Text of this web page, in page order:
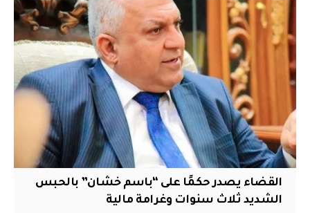
القضاء يصدر حكمًا على “باسم خشان” بالحبس
الشديد ثلاث سنوات وغرامة مالية